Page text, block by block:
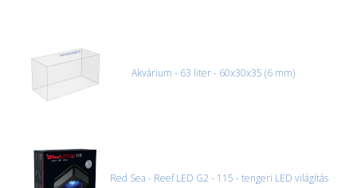
Akvárium - 63 liter - 60x30x35 (6 mm)
Red Sea - Reef LED G2 - 115 - tengeri LED világítás